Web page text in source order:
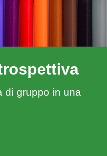
di gruppo in una